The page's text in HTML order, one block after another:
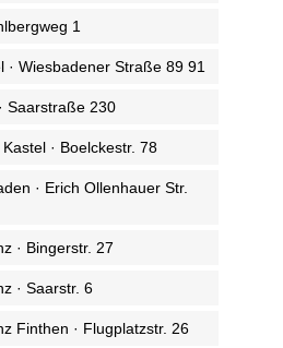
1
· Wiesbadener Straße 89 91
Saarstraße 230
· Boelckestr. 78
· Erich Ollenhauer Str.
· Bingerstr. 27
· Saarstr. 6
Finthen · Flugplatzstr. 26